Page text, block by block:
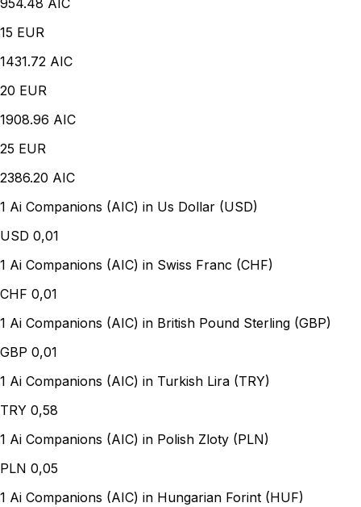
954.48 AIC
15 EUR
1431.72 AIC
20 EUR
1908.96 AIC
25 EUR
2386.20 AIC
1 Ai Companions (AIC) in Us Dollar (USD)
USD 0,01
1 Ai Companions (AIC) in Swiss Franc (CHF)
CHF 0,01
1 Ai Companions (AIC) in British Pound Sterling (GBP)
GBP 0,01
1 Ai Companions (AIC) in Turkish Lira (TRY)
TRY 0,58
1 Ai Companions (AIC) in Polish Zloty (PLN)
PLN 0,05
1 Ai Companions (AIC) in Hungarian Forint (HUF)